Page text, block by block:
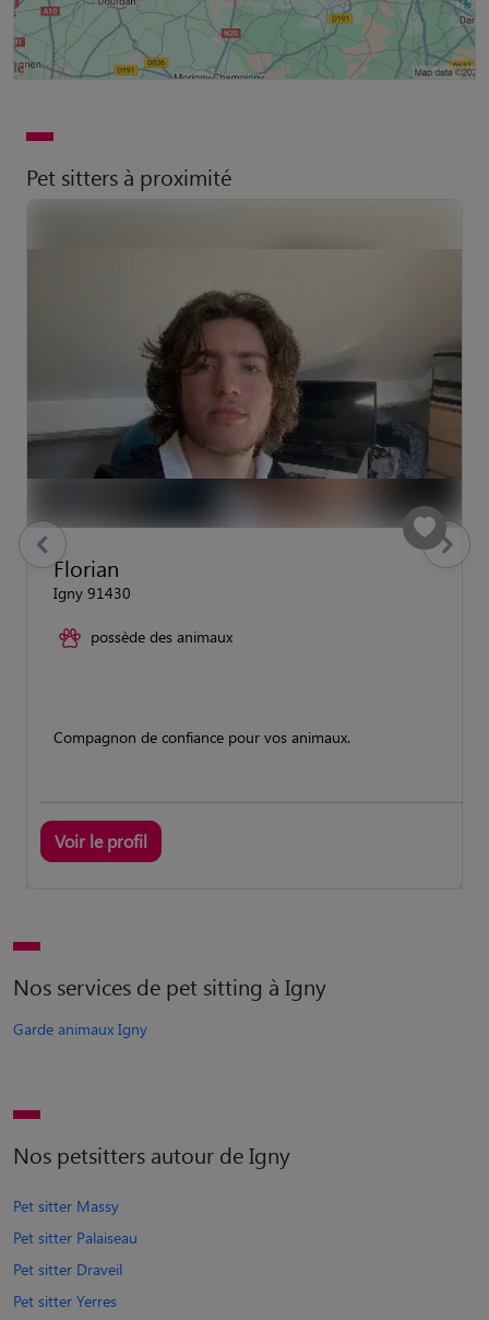
Pet sitters à proximité
Florian
Igny 91430
possède des animaux
Compagnon de confiance pour vos animaux.
Voir le profil
previous Suivant
Nos services de pet sitting à Igny
Garde animaux Igny
Nos petsitters autour de Igny
Pet sitter Massy
Pet sitter Palaiseau
Pet sitter Draveil
Pet sitter Yerres